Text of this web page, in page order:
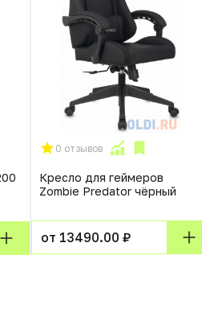
0 отзывов
Кресло для геймеров
Zombie Predator чёрный
от 13490.00 ₽